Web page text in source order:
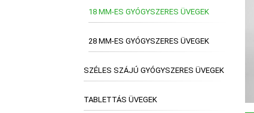
18 MM-ES GYÓGYSZERES ÜVEGEK
28 MM-ES GYÓGYSZERES ÜVEGEK
SZÉLES SZÁJÚ GYÓGYSZERES ÜVEGEK
TABLETTÁS ÜVEGEK